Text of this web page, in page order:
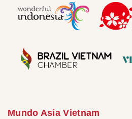
Mundo Asia Vietnam